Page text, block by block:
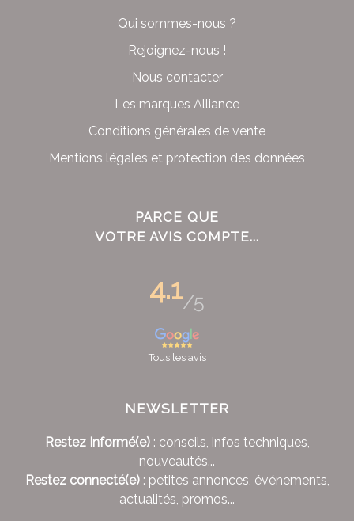
Qui sommes-nous ?
Rejoignez-nous !
Nous contacter
Les marques Alliance
Conditions générales de vente
Mentions légales et protection des données
PARCE QUE
VOTRE AVIS COMPTE...
4.1/5
Tous les avis
NEWSLETTER
Restez Informé(e): conseils, infos techniques,
nouveautés...
Restez connecté(e): petites annonces, événements,
actualités, promos...